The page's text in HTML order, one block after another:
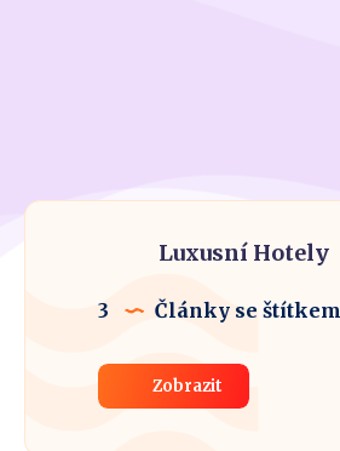
Luxusní Hotely
3 Články se štítkem
Zobrazit